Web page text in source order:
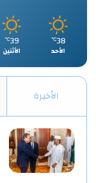
38
℃
الأحد
39
℃
الأثنين
الأخيرة